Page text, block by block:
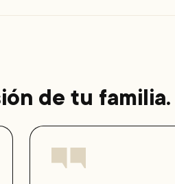
de tu familia.